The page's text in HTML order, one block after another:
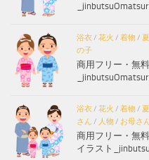
浴衣/ 花火 / 着物/ 夏
の子
商用フリー・無
浴衣/ 花火 / 着物/ 夏
さん / 人物/ お母さ
商用フリー・無
イラスト